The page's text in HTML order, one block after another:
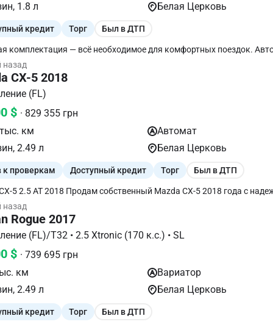
1.8 л
Белая Церковь
кредит Торг Был в ДТП
— всё необходимое для комфортных поездок. Автомобиль
обслужен, никаких вложений не требует: • заменено масло в
передач (вместе с фильтром); • очищен впускной коллектор от
проблема этого двигателя уже устранена; • полностью
владельца.
назад
CX-5 2018
(FL)
$ · 829 355 грн
км
Автомат
2.49 л
Белая Церковь
к проверкам Доступный кредит Торг Был в ДТП
собственный Mazda CX-5 2018 года с надежным
двигателем 2.5 и автоматической коробкой передач.
техническом и визуальном состоянии, полностью исправен и
США. Повреждения были в задней части
ремонт выполнен профессионально с использованием
Геометрия кузова восстановлена, автомобиль едет ровно, без
и замечаний. Характеристики: * Год выпуска: 2018 * Двигатель:
2.5. * Плавная работа
коробки передач. * Ухоженный салон. * Хорошее
* Кондиционер/климат-контроль. * Камера заднего вида. *
вложений не требует. Готов к любым проверкам на СТО. Торг
назад
Rogue 2017
II поколение (FL)/T32 • 2.5 Xtronic (170 к.с.) • SL
$ · 739 695 грн
км
Вариатор
2.49 л
Белая Церковь
кредит Торг Был в ДТП